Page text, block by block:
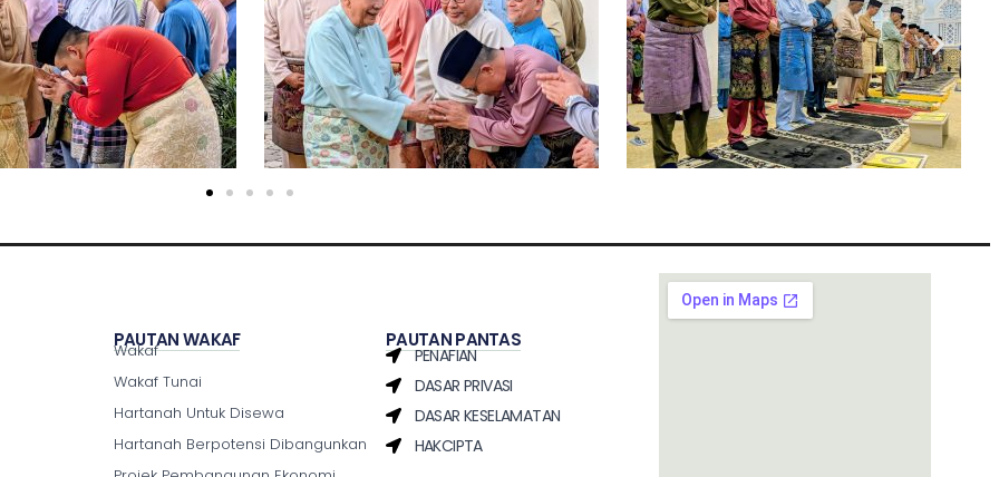
PAUTAN WAKAF
Wakaf
Wakaf Tunai
Hartanah Untuk Disewa
Hartanah Berpotensi Dibangunkan
PAUTAN PANTAS
PENAFIAN
DASAR PRIVASI
DASAR KESELAMATAN
HAKCIPTA